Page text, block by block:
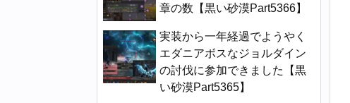
章の数【黒い砂漠Part5366】
実装から一年経過でようやく
エダニアボスなジョルダイン
の討伐に参加できました【黒
い砂漠Part5365】